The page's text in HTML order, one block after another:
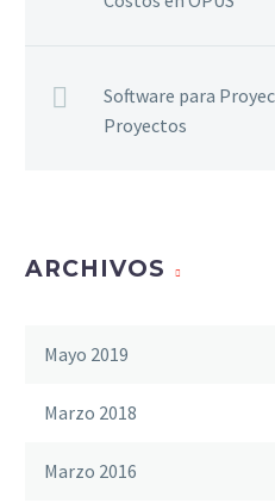
Software para
Proyectos
ARCHIVOS
Mayo 2019
Marzo 2018
Marzo 2016